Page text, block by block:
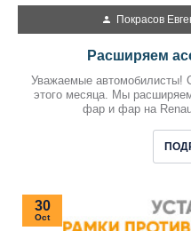
Покрасов
Расширяем
Уважаемые автомобилисты!
этого месяца. Мы
фар и фар на
30
Oct